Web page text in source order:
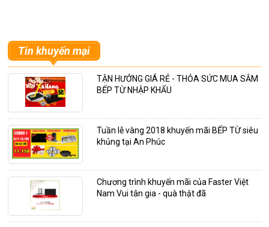
Tin khuyến mại
TẬN HƯỞNG GIÁ RẺ - THỎA SỨC MUA SẮM
BẾP TỪ NHẬP KHẨU
Tuần lễ vàng 2018 khuyến mãi BẾP TỪ siêu
khủng tại An Phúc
Chương trình khuyến mãi của Faster Việt
Nam Vui tân gia - quà thật đã